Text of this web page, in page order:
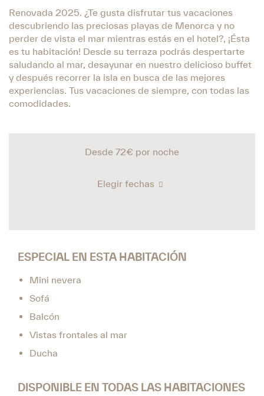
Renovada 2025. ¿Te gusta disfrutar tus vacaciones
descubriendo las preciosas playas de Menorca y no
perder de vista el mar mientras estás en el hotel?, ¡Ésta
es tu habitación! Desde su terraza podrás despertarte
saludando al mar, desayunar en nuestro delicioso buffet
y después recorrer la isla en busca de las mejores
experiencias. Tus vacaciones de siempre, con todas las
comodidades.
Desde 72€ por noche
Elegir fechas
ESPECIAL EN ESTA HABITACIÓN
Mini nevera
Sofá
Balcón
Vistas frontales al mar
Ducha
DISPONIBLE EN TODAS LAS HABITACIONES